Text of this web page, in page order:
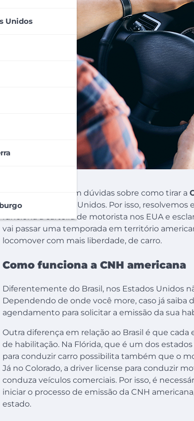
Unidos
Muitas pessoas têm dúvidas sobre como tirar a
dirigir nos Estados Unidos. Por isso,
funciona a carteira de motorista nos EUA e
vai passar uma temporada em território
locomover com mais liberdade, de carro.
Como funciona a CNH americana
Diferentemente do Brasil, nos Estados Unidos
Dependendo de onde você more, caso já saiba
agendamento para solicitar a emissão da sua
Outra diferença em relação ao Brasil é que
de habilitação. Na Flórida, que é um dos
para conduzir carro possibilita também que o
Já no Colorado, a driver license para conduzir
conduza veículos comerciais. Por isso, é
iniciar o processo de emissão da CNH
estado.